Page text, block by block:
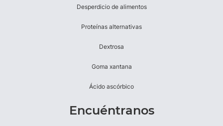
Desperdicio de alimentos
Proteínas alternativas
Dextrosa
Goma xantana
Ácido ascórbico
Encuéntranos